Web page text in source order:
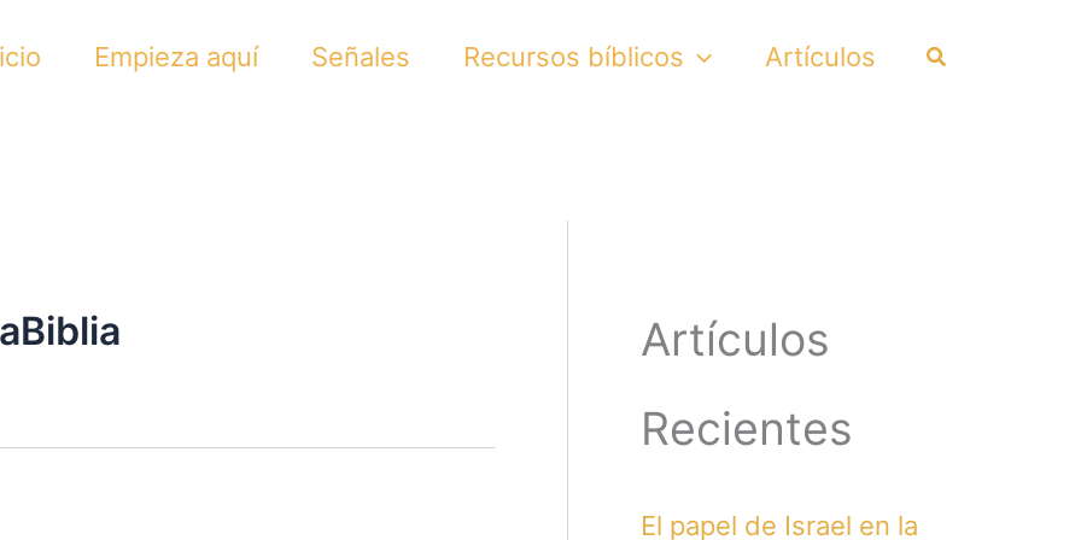
Empieza aquí Señales Recursos bíblicos Artículos Search
Artículos
Recientes
El papel de Israel en la